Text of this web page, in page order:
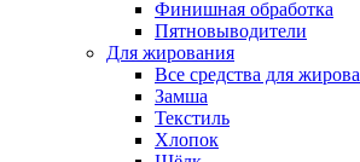
Финишная обработка
Пятновыводители
Для жирования
Все средства для
Замша
Текстиль
Хлопок